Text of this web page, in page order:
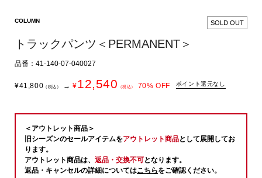
COLUMN SOLD OUT
トラックパンツ＜PERMANENT＞
品番：41-140-07-040027
¥41,800 （税込） → ¥12,540 （税込） 70% OFF ポイント還元なし
＜アウトレット商品＞
旧シーズンのセールアイテムをアウトレット商品として展開してお
ります。
アウトレット商品は、 返品・交換不可となります。
返品・キャンセルの詳細についてはこちらをご確認ください。